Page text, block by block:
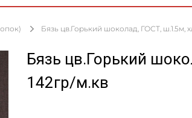
Бязь цв.Горький шоколад, ГОСТ, ш.1.5м,
Бязь цв.Горький
142гр/м.кв